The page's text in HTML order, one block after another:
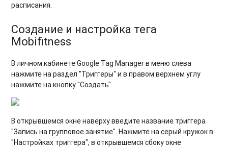
расписания.
Создание и настройка тега
Mobifitness
В личном кабинете Google Tag Manager в меню слева
нажмите на раздел "Триггеры" и в правом верхнем углу
нажмите на кнопку "Создать".
В открывшемся окне наверху введите название триггера
"Запись на групповое занятие". Нажмите на серый кружок в
"Настройках триггера", в открывшемся сбоку окне